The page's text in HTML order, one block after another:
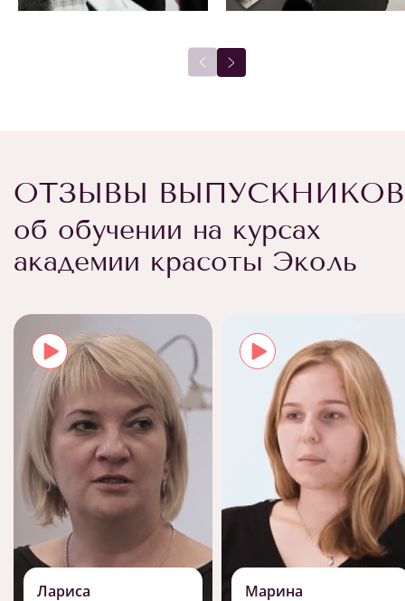
ОТЗЫВЫ ВЫПУСКНИКОВ
об обучении на курсах
академии красоты Эколь
Лариса Марина